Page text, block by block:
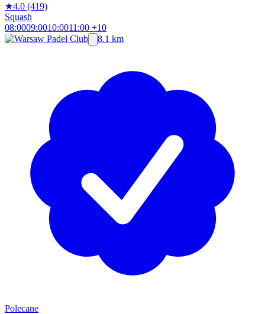
★4.0 (419)
Squash
08:0009:0010:0011:00 +10
8.1 km
Polecane